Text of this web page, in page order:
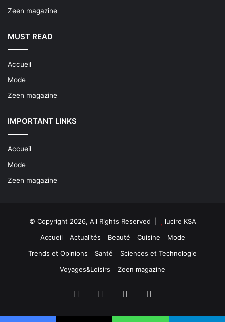
Zeen magazine
MUST READ
Accueil
Mode
Zeen magazine
IMPORTANT LINKS
Accueil
Mode
Zeen magazine
© Copyright 2026, All Rights Reserved |
lucire KSA
Accueil
Actualités Beauté Cuisine
Mode
Trends et Opinions
Santé
Sciences et Technologie
Voyages&Loisirs
Zeen magazine
Facebook YouTube